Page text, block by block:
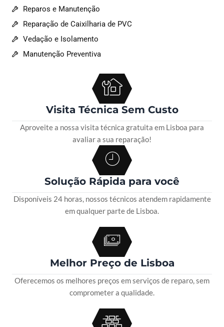
Reparos e Manutenção
Reparação de Caixilharia de PVC
Vedação e Isolamento
Manutenção Preventiva
Visita Técnica Sem Custo
Aproveite a nossa visita técnica gratuita em Lisboa para
avaliar a sua reparação!
Solução Rápida para você
Disponíveis 24 horas, nossos técnicos atendem rapidamente
em qualquer parte de Lisboa.
Melhor Preço de Lisboa
Oferecemos os melhores preços em serviços de reparo, sem
comprometer a qualidade.